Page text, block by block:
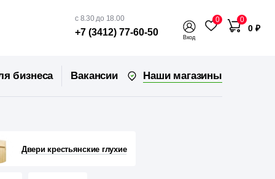
с 8.30 до 18.00
+7 (3412) 77-60-50 Вход
0 0
0 ₽
бизнеса Вакансии Наши магазины
Двери крестьянские глухие